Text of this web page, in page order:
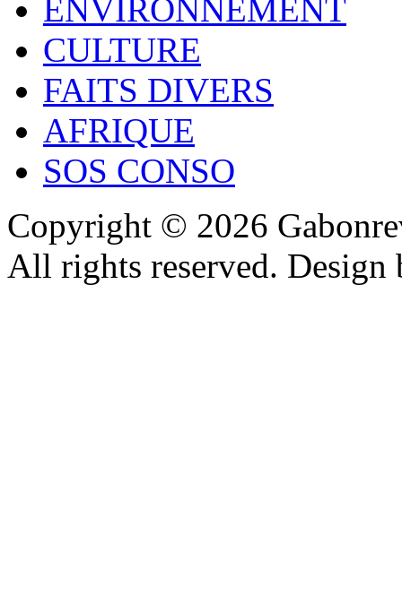
ENVIRONNEMENT
CULTURE
FAITS DIVERS
AFRIQUE
SOS CONSO
Copyright © 2026
All rights reserved.